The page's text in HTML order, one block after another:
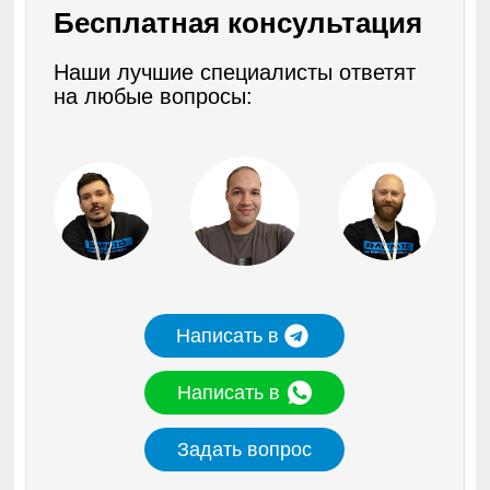
Вт). Можно подумать, что эти блендеры могут
всё. Так и есть.
Бесплатная консультация
Наши лучшие специалисты ответят
на любые вопросы:
Написать в
Написать в
Задать вопрос